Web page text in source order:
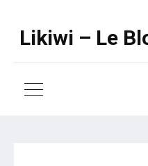
Likiwi – Le